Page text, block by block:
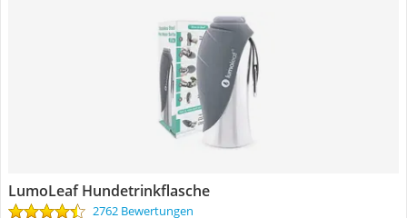
LumoLeaf Hundetrinkflasche
2762 Bewertungen